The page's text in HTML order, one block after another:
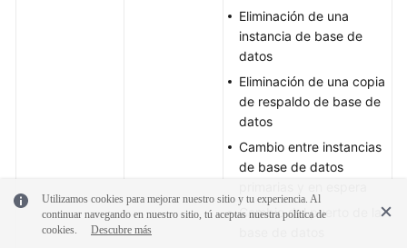
Eliminación de una
instancia de base de
datos
Eliminación de una copia
de respaldo de base de
datos
Cambio entre instancias
de base de datos
Cambio del puerto de la
Utilizamos cookies para mejorar nuestro sitio y tu experiencia. Al
continuar navegando en nuestro sitio, tú aceptas nuestra política de
cookies.
Descubre más